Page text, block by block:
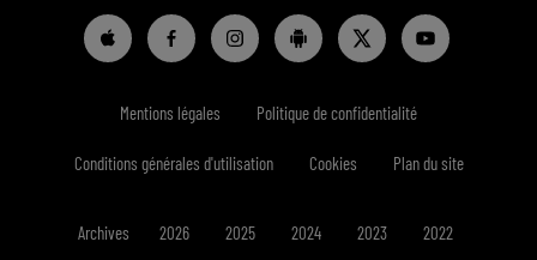
Mentions légales Politique de confidentialité
Conditions générales d'utilisation Cookies Plan du site
Archives 2026 2025 2024 2023 2022